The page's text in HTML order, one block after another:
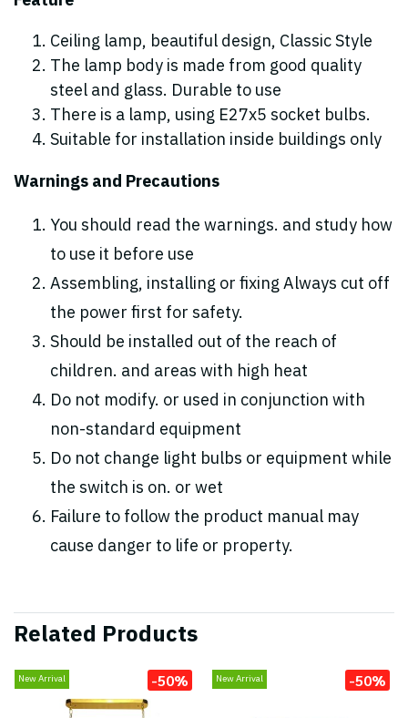
Ceiling lamp, beautiful design, Classic Style
The lamp body is made from good quality
steel and glass. Durable to use
There is a lamp, using E27x5 socket bulbs.
Suitable for installation inside buildings only
Warnings and Precautions
You should read the warnings. and study how
to use it before use
Assembling, installing or fixing Always cut off
the power first for safety.
Should be installed out of the reach of
children. and areas with high heat
Do not modify. or used in conjunction with
non-standard equipment
Do not change light bulbs or equipment while
the switch is on. or wet
Failure to follow the product manual may
cause danger to life or property.
Related Products
New Arrival -50% New Arrival -50%